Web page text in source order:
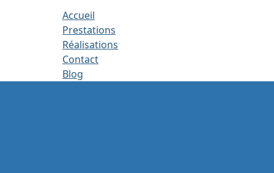
Accueil
Prestations
Réalisations
Contact
Blog